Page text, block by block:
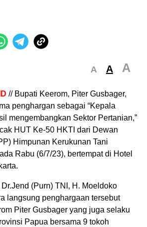
A A A
// Bupati Keerom, Piter Gusbager,
penghargan sebagai “Kepala
mengembangkan Sektor Pertanian,”
HUT Ke-50 HKTI dari Dewan
Himpunan Kerukunan Tani
Rabu (6/7/23), bertempat di Hotel
(Purn) TNI, H. Moeldoko
langsung penghargaan tersebut
Piter Gusbager yang juga selaku
Papua bersama 9 tokoh